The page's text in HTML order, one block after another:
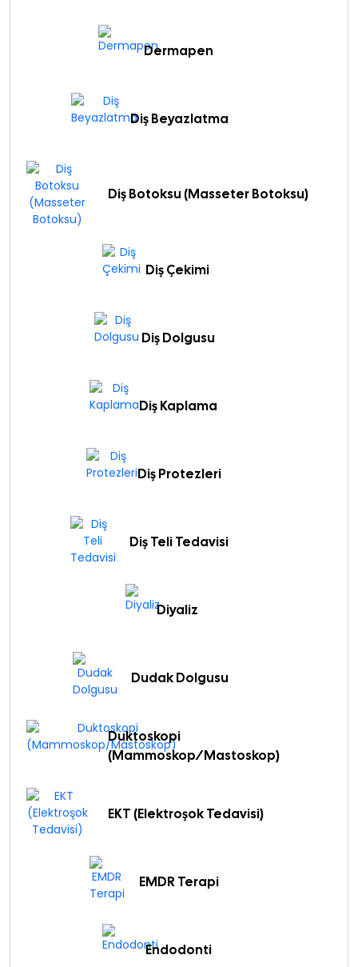
Dermapen
Diş Beyazlatma
Diş Botoksu (Masseter Botoksu)
Diş Çekimi
Diş Dolgusu
Diş Kaplama
Diş Protezleri
Diş Teli Tedavisi
Diyaliz
Dudak Dolgusu
Duktoskopi
(Mammoskop/Mastoskop)
EKT (Elektroşok Tedavisi)
EMDR Terapi
Endodonti